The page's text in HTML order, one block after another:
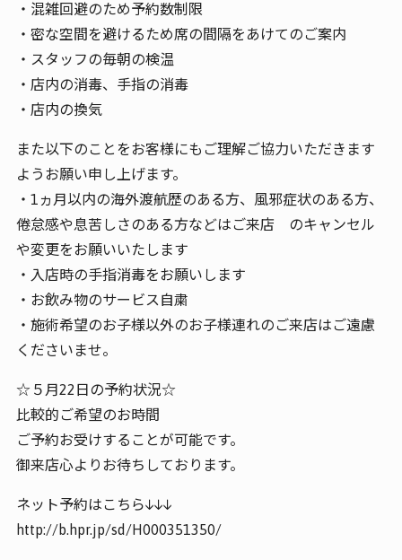
・混雑回避のため予約数制限
・密な空間を避けるため席の間隔をあけてのご案内
・スタッフの毎朝の検温
・店内の消毒、手指の消毒
・店内の換気
また以下のことをお客様にもご理解ご協力いただきます
ようお願い申し上げます。
・1ヵ月以内の海外渡航歴のある方、風邪症状のある方、
倦怠感や息苦しさのある方などはご来店 のキャンセル
や変更をお願いいたします
・入店時の手指消毒をお願いします
・お飲み物のサービス自粛
・施術希望のお子様以外のお子様連れのご来店はご遠慮
くださいませ。
☆５月22日の予約状況☆
比較的ご希望のお時間
ご予約お受けすることが可能です。
御来店心よりお待ちしております。
ネット予約はこちら↓↓↓
http://b.hpr.jp/sd/H000351350/